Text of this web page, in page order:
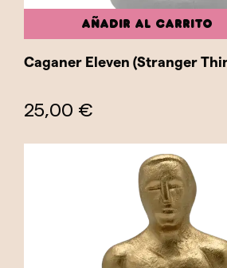
AÑADIR AL CARRITO
Caganer Eleven (Stranger
25,00 €